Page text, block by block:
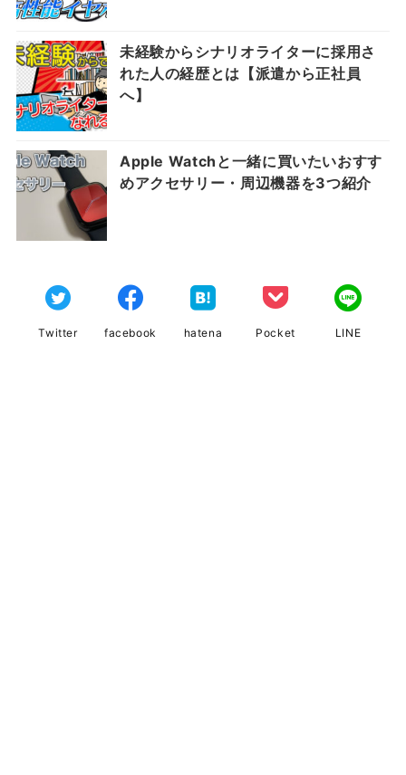
未経験からシナリオライターに採用さ
れた人の経歴とは【派遣から正社員
へ】
Apple Watchと一緒に買いたいおすす
めアクセサリー・周辺機器を3つ紹介
Twitter facebook hatena Pocket LINE